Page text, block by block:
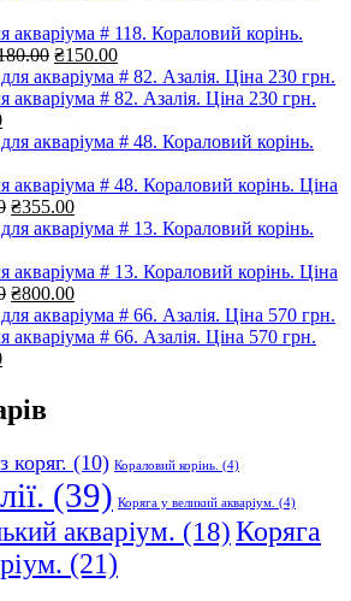
акваріума # 118. Кораловий корінь.
Оригінальна
ціна:
₴180.00.
₴150.00Поточна
ціна:
₴150.00.
акваріума # 82. Азалія. Ціна 230 грн.
Поточна
ціна:
акваріума # 48. Кораловий корінь. Ціна
Оригінальна
ціна:
₴355.00Поточна
ціна:
акваріума # 13. Кораловий корінь. Ціна
Оригінальна
ціна:
₴950.00.
₴800.00Поточна
ціна:
₴800.00.
акваріума # 66. Азалія. Ціна 570 грн.
Поточна
₴450.00.
коряг. (10) Кораловий корінь. (4)
(39) Коряга у великий акваріум. (4)
акваріум. (18) Коряга
(21)